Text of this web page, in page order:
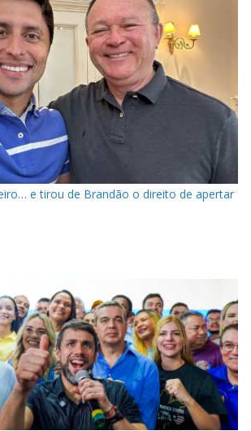
e tirou de Brandão o direito de apertar